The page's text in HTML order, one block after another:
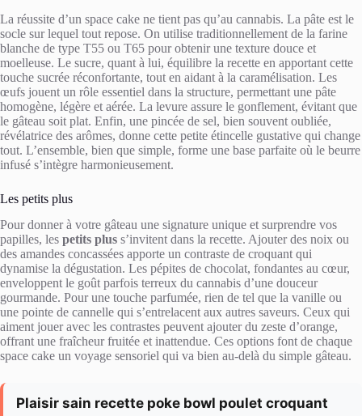
La réussite d’un space cake ne tient pas qu’au cannabis. La pâte est le
socle sur lequel tout repose. On utilise traditionnellement de la farine
blanche de type T55 ou T65 pour obtenir une texture douce et
moelleuse. Le sucre, quant à lui, équilibre la recette en apportant cette
touche sucrée réconfortante, tout en aidant à la caramélisation. Les
œufs jouent un rôle essentiel dans la structure, permettant une pâte
homogène, légère et aérée. La levure assure le gonflement, évitant que
le gâteau soit plat. Enfin, une pincée de sel, bien souvent oubliée,
révélatrice des arômes, donne cette petite étincelle gustative qui change
tout. L’ensemble, bien que simple, forme une base parfaite où le beurre
infusé s’intègre harmonieusement.
Les petits plus
Pour donner à votre gâteau une signature unique et surprendre vos
papilles, les petits plus s’invitent dans la recette. Ajouter des noix ou
des amandes concassées apporte un contraste de croquant qui
dynamise la dégustation. Les pépites de chocolat, fondantes au cœur,
enveloppent le goût parfois terreux du cannabis d’une douceur
gourmande. Pour une touche parfumée, rien de tel que la vanille ou
une pointe de cannelle qui s’entrelacent aux autres saveurs. Ceux qui
aiment jouer avec les contrastes peuvent ajouter du zeste d’orange,
offrant une fraîcheur fruitée et inattendue. Ces options font de chaque
space cake un voyage sensoriel qui va bien au-delà du simple gâteau.
Plaisir sain recette poke bowl poulet croquant